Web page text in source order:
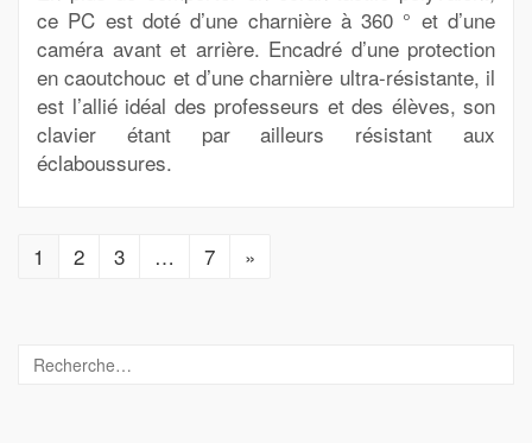
ce PC est doté d’une charnière à 360 ° et d’une
caméra avant et arrière. Encadré d’une protection
en caoutchouc et d’une charnière ultra-résistante, il
est l’allié idéal des professeurs et des élèves, son
clavier étant par ailleurs résistant aux
éclaboussures.
1 2 3 … 7 »